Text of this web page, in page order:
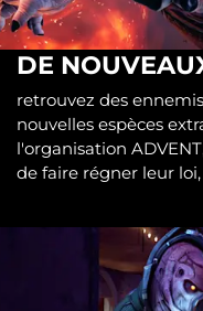
DE
retrouvez des
nouvelles espèces
l'organisation
de faire régner leur